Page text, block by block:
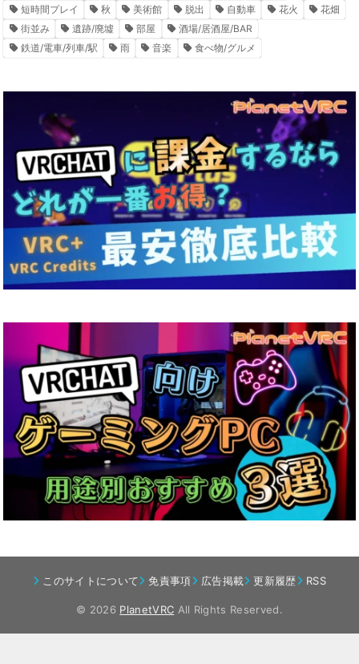
短時間プレイ
秋 美術館 脱出 自動車 花火
花畑
街並み
遺跡/廃墟 部屋
酒場/居酒屋/BAR
鉄道/電車/列車/駅
雨 音楽 食べ物/グルメ
このサイトについて 免責事項 広告掲載 更新履歴 RSS
© 2026 PlanetVRC All Rights Reserved.